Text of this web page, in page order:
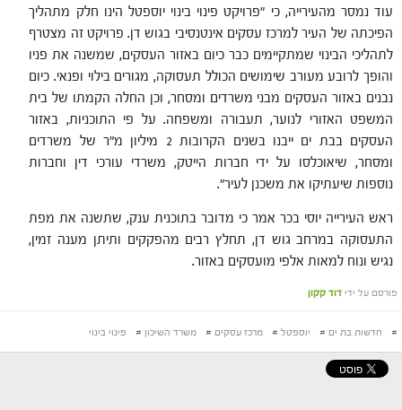
עוד נמסר מהעירייה, כי "פרויקט פינוי בינוי יוספטל הינו חלק מתהליך
הפיכתה של העיר למרכז עסקים אינטנסיבי בגוש דן. פרויקט זה מצטרף
לתהליכי הבינוי שמתקיימים כבר כיום באזור העסקים, שמשנה את פניו
והופך לרובע מעורב שימושים הכולל תעסוקה, מגורים בילוי ופנאי. כיום
נבנים באזור העסקים מבני משרדים ומסחר, וכן החלה הקמתו של בית
המשפט האזורי לנוער, תעבורה ומשפחה. על פי התוכניות, באזור
העסקים בבת ים ייבנו בשנים הקרובות 2 מיליון מ"ר של משרדים
ומסחר, שיאוכלסו על ידי חברות הייטק, משרדי עורכי דין וחברות
נוספות שיעתיקו את משכנן לעיר".
ראש העירייה יוסי בכר אמר כי מדובר בתוכנית ענק, שתשנה את מפת
התעסוקה במרחב גוש דן, תחלץ רבים מהפקקים ותיתן מענה זמין,
נגיש ונוח למאות אלפי מועסקים באזור.
פורסם על ידי דוד קקון
# חדשות בת ים # יוספטל # מרכז עסקים # משרד השיכון # פינוי בינוי